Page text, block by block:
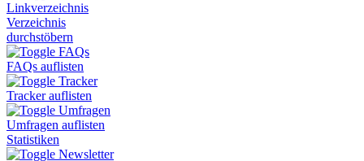
Linkverzeichnis
Verzeichnis
durchstöbern
FAQs
FAQs auflisten
Tracker
Tracker auflisten
Umfragen
Umfragen auflisten
Statistiken
Newsletter